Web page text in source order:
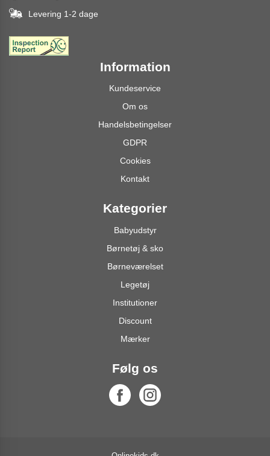
Levering 1-2 dage
Information
Kundeservice
Om os
Handelsbetingelser
GDPR
Cookies
Kontakt
Kategorier
Babyudstyr
Børnetøj & sko
Børneværelset
Legetøj
Institutioner
Discount
Mærker
Følg os